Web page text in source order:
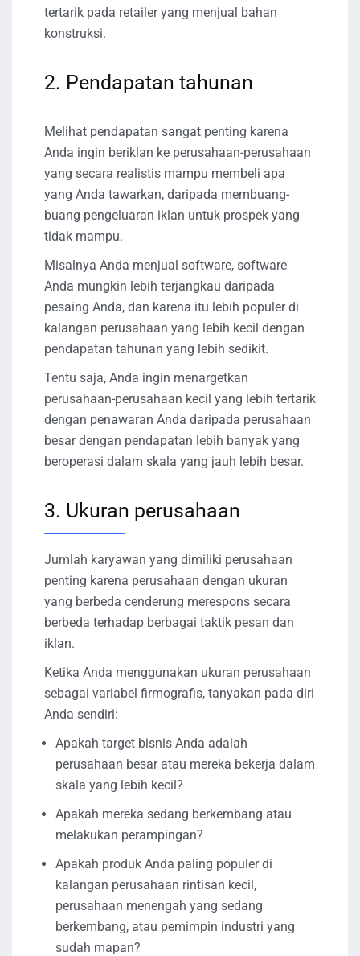
tertarik pada retailer yang menjual bahan
konstruksi.
2. Pendapatan tahunan
Melihat pendapatan sangat penting karena
Anda ingin beriklan ke perusahaan-perusahaan
yang secara realistis mampu membeli apa
yang Anda tawarkan, daripada membuang-
buang pengeluaran iklan untuk prospek yang
tidak mampu.
Misalnya Anda menjual software, software
Anda mungkin lebih terjangkau daripada
pesaing Anda, dan karena itu lebih populer di
kalangan perusahaan yang lebih kecil dengan
pendapatan tahunan yang lebih sedikit.
Tentu saja, Anda ingin menargetkan
perusahaan-perusahaan kecil yang lebih tertarik
dengan penawaran Anda daripada perusahaan
besar dengan pendapatan lebih banyak yang
beroperasi dalam skala yang jauh lebih besar.
3. Ukuran perusahaan
Jumlah karyawan yang dimiliki perusahaan
penting karena perusahaan dengan ukuran
yang berbeda cenderung merespons secara
berbeda terhadap berbagai taktik pesan dan
iklan.
Ketika Anda menggunakan ukuran perusahaan
sebagai variabel firmografis, tanyakan pada diri
Anda sendiri:
Apakah target bisnis Anda adalah
perusahaan besar atau mereka bekerja dalam
skala yang lebih kecil?
Apakah mereka sedang berkembang atau
melakukan perampingan?
Apakah produk Anda paling populer di
kalangan perusahaan rintisan kecil,
perusahaan menengah yang sedang
berkembang, atau pemimpin industri yang
sudah mapan?